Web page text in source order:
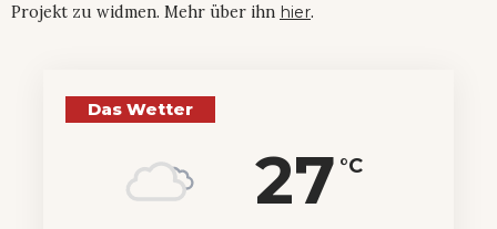
Projekt zu widmen. Mehr über ihn hier.
Das Wetter
27 °C